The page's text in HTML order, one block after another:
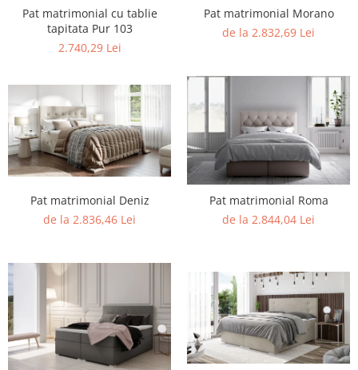
Pat matrimonial cu tablie
tapitata Pur 103
2.740,29 Lei
Pat matrimonial Morano
de la 2.832,69 Lei
Pat matrimonial Deniz
de la 2.836,46 Lei
Pat matrimonial Roma
de la 2.844,04 Lei